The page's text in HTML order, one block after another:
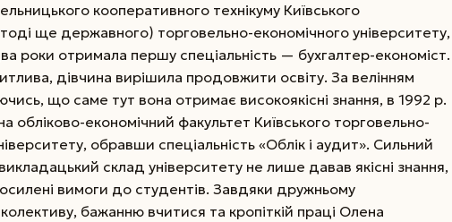
кооперативного технікуму Київського
ще державного) торговельно-економічного університету,
роки отримала першу спеціальність — бухгалтер-економіст.
дівчина вирішила продовжити освіту. За велінням
що саме тут вона отримає високоякісні знання, в 1992 р.
обліково-­економічний факультет Київського торговельно-
обравши спеціальність «Облік і аудит». Сильний
склад університету не лише давав якісні знання,
вимоги до студентів. Завдяки дружньому
бажанню вчитися та кропіткій праці Олена